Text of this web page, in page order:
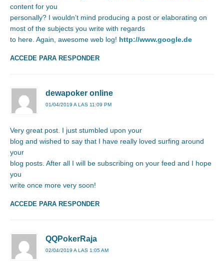
content for you
personally? I wouldn’t mind producing a post or elaborating on
most of the subjects you write with regards
to here. Again, awesome web log! http://www.google.de
ACCEDE PARA RESPONDER
dewapoker online
01/04/2019 A LAS 11:09 PM
Very great post. I just stumbled upon your
blog and wished to say that I have really loved surfing around
your
blog posts. After all I will be subscribing on your feed and I hope
you
write once more very soon!
ACCEDE PARA RESPONDER
QQPokerRaja
02/04/2019 A LAS 1:05 AM